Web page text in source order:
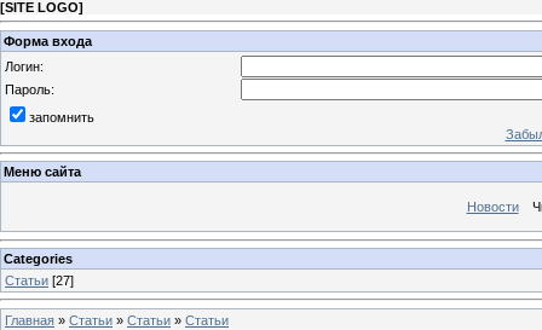
[SITE LOGO]
Форма входа
Логин:
Пароль:
запомнить
Меню сайта
Новости
Categories
Статьи [27]
Главная » Статьи » Статьи » Статьи